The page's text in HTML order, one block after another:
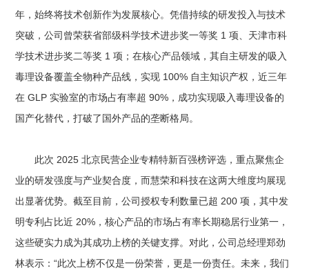
年，始终将技术创新作为发展核心。凭借持续的研发投入与技术
突破，公司曾荣获省部级科学技术进步奖一等奖 1 项、天津市科
学技术进步奖二等奖 1 项；在核心产品领域，其自主研发的吸入
毒理设备覆盖全物种产品线，实现 100% 自主知识产权，近三年
在 GLP 实验室的市场占有率超 90%，成功实现吸入毒理设备的
国产化替代，打破了国外产品的垄断格局。​
此次 2025 北京民营企业专精特新百强榜评选，重点聚焦企
业的研发强度与产业契合度，而慧荣和科技在这两大维度均展现
出显著优势。截至目前，公司授权专利数量已超 200 项，其中发
明专利占比近 20%，核心产品的市场占有率长期稳居行业第一，
这些硬实力成为其成功上榜的关键支撑。对此，公司总经理郑劲
林表示：“此次上榜不仅是一份荣誉，更是一份责任。未来，我们